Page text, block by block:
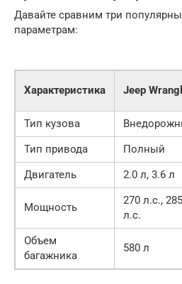
Давайте сравним три
параметрам:
Характеристика Jeep
Тип кузова
Тип привода
Полный
Двигатель
2.0 л, 3.6 л
Мощность
270 л.с., 285
л.с.
Объем
багажника
580 л